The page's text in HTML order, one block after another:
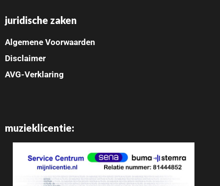
juridische zaken
Algemene Voorwaarden
Disclaimer
AVG-Verklaring
muzieklicentie: